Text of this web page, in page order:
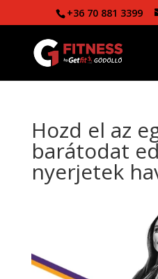
+36 70 881 3399
Hozd el az
barátodat
nyerjetek